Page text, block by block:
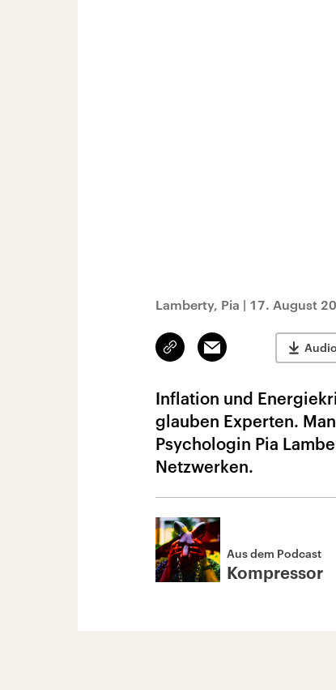
Lamberty, Pia | 17. August
Link
kopieren/teilen
Email
Inflation und
glauben Experten.
Psychologin Pia
Netzwerken.
Aus dem Podcast
Kompressor